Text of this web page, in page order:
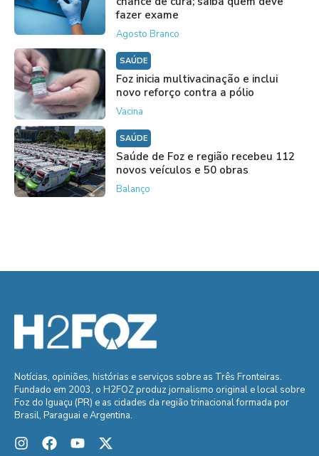
fazer exame
Agosto Branco
SAÚDE
Foz inicia multivacinação e inclui
novo reforço contra a pólio
Vacina
SAÚDE
Saúde de Foz e região recebeu 112
novos veículos e 50 obras
Balanço
Notícias, opiniões, histórias e serviços sobre as Três Fronteiras.
Fundado em 2003, o H2FOZ produz jornalismo original e local sobre
Foz do Iguaçu (PR) e as cidades da região trinacional formada por
Brasil, Paraguai e Argentina.